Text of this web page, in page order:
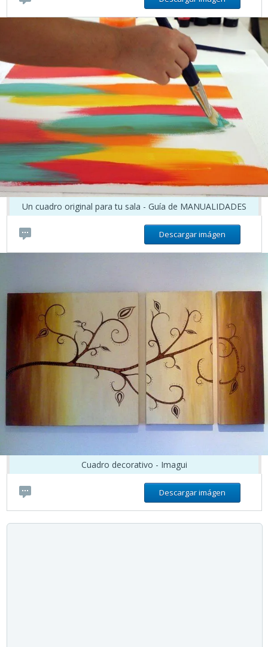
Un cuadro original para tu sala - Guía de MANUALIDADES
Descargar imágen
Cuadro decorativo - Imagui
Descargar imágen